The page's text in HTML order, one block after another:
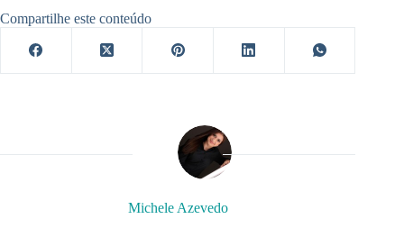
Compartilhe este conteúdo
Michele Azevedo